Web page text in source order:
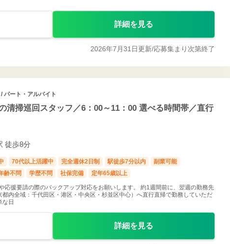
詳細を見る
2026年7月31日更新/応募集まり次第終了
パート・アルバイト
清掃巡回スタッフ／6：00～11：00 選べる時間帯／直行
徒歩8分
70代以上活躍中 完全週休2日制 駅徒歩7分以内
副業可能
齢不問 学歴不問 社保完備 定年65歳以上
応援要請の際のバックアップ対応をお願いします。 約1週間前に、翌週の勤務先
都内全域：千代田区・港区・中央区・杉並区中心）へ直行直帰で勤務していただ
な日
詳細を見る